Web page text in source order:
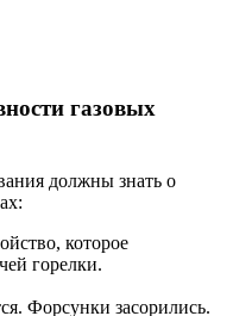
газовых
должны знать о
которое
горелки.
Форсунки засорились.